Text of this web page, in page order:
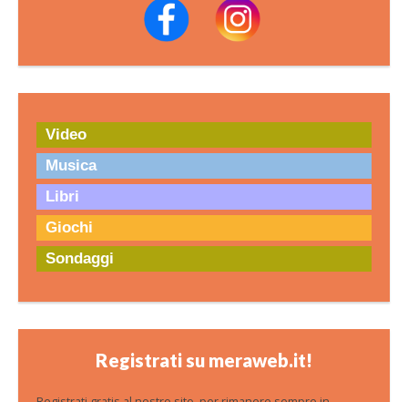
Video
Musica
Libri
Giochi
Sondaggi
Registrati su meraweb.it!